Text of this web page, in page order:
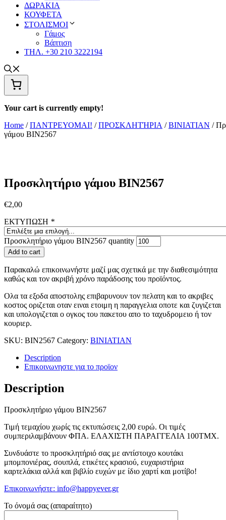
ΔΩΡΑΚΙΑ
ΚΟΥΦΕΤΑ
ΣΤΟΛΙΣΜΟΙ
Γάμος
Βάπτιση
ΤΗΛ. +30 210 3222194
Your cart is currently empty!
Home /ΠΑΝΤΡΕΥΟΜΑΙ! /ΠΡΟΣΚΛΗΤΉΡΙΑ /BINIATIAN /
γάμου ΒΙΝ2567
Προσκλητήριο γάμου ΒΙΝ2567
€2,00
ΕΚΤΥΠΩΣΗ *
Προσκλητήριο γάμου ΒΙΝ2567 quantity
Add to cart
Παρακαλώ επικοινωνήστε μαζί μας σχετικά με την διαθεσιμότητα
καθώς και τον ακριβή χρόνο παράδοσης του προϊόντος.
Ολα τα εξοδα αποστολης επιβαρυνουν τον πελατη και το ακριβες
κοστος οριζεται οταν ειναι ετοιμη η παραγγελια οποτε και ζυγιζεται
και υπολογιζεται ο ογκος του πακετου απο το ταχυδρομειο ή τον
κουριερ.
SKU: BIN2567 Category: BINIATIAN
Description
Επικοινωνηστε για το προϊoν
Description
Προσκλητήριο γάμου ΒΙΝ2567
Τιμή τεμαχίου χωρίς τις εκτυπώσεις 2,00 ευρώ. Οι τιμές
συμπεριλαμβάνουν ΦΠΑ. ΕΛΑΧΙΣΤΗ ΠΑΡΑΓΓΕΛΙΑ 100ΤΜΧ.
Συνδυάστε το προσκλητήριό σας με αντίστοιχο κουτάκι
μπομπονιέρας, σουπλά, ετικέτες κρασιού, ευχαριστήρια
καρτελάκια αλλά και βιβλίο ευχών με ίδιο χαρτί και μοτίβο!
Επικοινωνήστε: info@happyever.gr
Το όνομά σας (απαραίτητο)